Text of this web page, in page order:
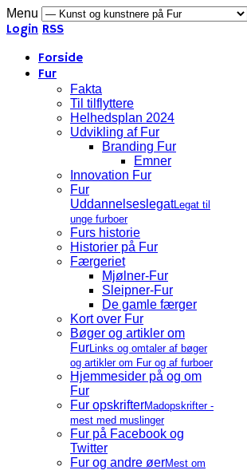
Menu
Login RSS
Forside
Fur
Fakta
Til tilflyttere
Helhedsplan 2024
Udvikling af Fur
Branding Fur
Emner
Innovation Fur
Fur
UddannelseslegatLegat til
unge furboer
Furs historie
Historier på Fur
Færgeriet
Mjølner-Fur
Sleipner-Fur
De gamle færger
Kort over Fur
Bøger og artikler om
FurLinks og omtaler af bøger
og artikler om Fur og af furboer
Hjemmesider på og om
Fur
Fur opskrifterMadopskrifter -
mest med muslinger
Fur på Facebook og
Twitter
Fur og andre øerMest om